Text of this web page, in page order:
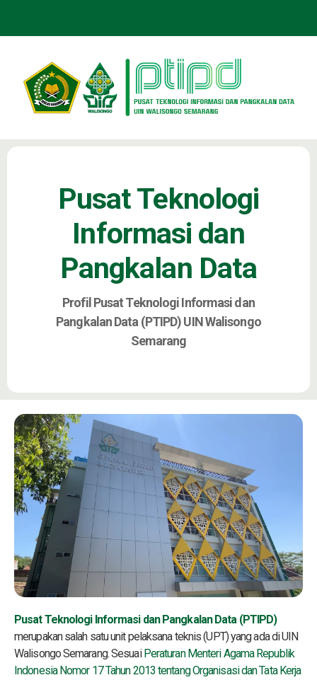
Pusat Teknologi
Informasi dan
Pangkalan Data
Profil Pusat Teknologi Informasi dan
Pangkalan Data (PTIPD) UIN Walisongo
Semarang
Pusat Teknologi Informasi dan Pangkalan Data (PTIPD)
merupakan salah satu unit pelaksana teknis (UPT) yang ada di UIN
Walisongo Semarang. SesuaiPeraturan Menteri Agama Republik
Indonesia Nomor 17 Tahun 2013 tentang Organisasi dan Tata Kerja